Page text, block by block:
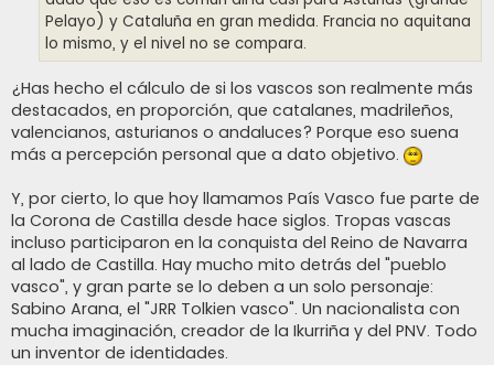
Pelayo) y Cataluña en gran medida. Francia no aquitana
lo mismo, y el nivel no se compara.
¿Has hecho el cálculo de si los vascos son realmente más
destacados, en proporción, que catalanes, madrileños,
valencianos, asturianos o andaluces? Porque eso suena
más a percepción personal que a dato objetivo.
Y, por cierto, lo que hoy llamamos País Vasco fue parte de
la Corona de Castilla desde hace siglos. Tropas vascas
incluso participaron en la conquista del Reino de Navarra
al lado de Castilla. Hay mucho mito detrás del "pueblo
vasco", y gran parte se lo deben a un solo personaje:
Sabino Arana, el "JRR Tolkien vasco". Un nacionalista con
mucha imaginación, creador de la Ikurriña y del PNV. Todo
un inventor de identidades.